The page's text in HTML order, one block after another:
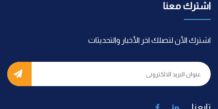
اشترك معنا
اشترك الأن لتصلك اخر الأخبار والتحديثات